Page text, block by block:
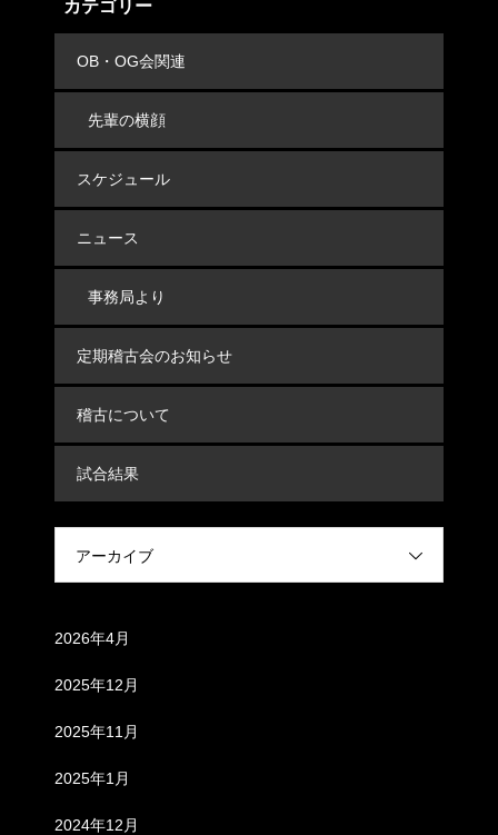
カテゴリー
OB・OG会関連
先輩の横顔
スケジュール
ニュース
事務局より
定期稽古会のお知らせ
稽古について
試合結果
アーカイブ
2026年4月
2025年12月
2025年11月
2025年1月
2024年12月